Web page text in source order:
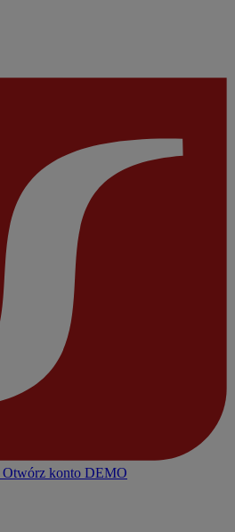
Otwórz konto DEMO